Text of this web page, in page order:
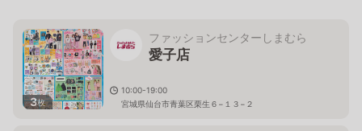
3枚
ファッションセンターしまむら
愛子店
10:00-19:00
宮城県仙台市青葉区栗生６−１３−２